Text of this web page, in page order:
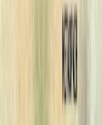
Μετάφραση από τα
Μακέτα εξωφύλλου:
Σύγχρονη Λογοτεχνία
Η γνώμη των